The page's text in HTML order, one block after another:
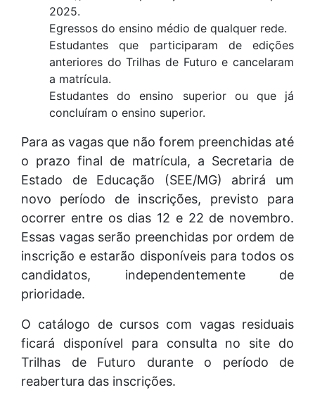
2025.
Egressos do ensino médio de qualquer rede.
Estudantes que participaram de edições
anteriores do Trilhas de Futuro e cancelaram
a matrícula.
Estudantes do ensino superior ou que já
concluíram o ensino superior.
Para as vagas que não forem preenchidas até
o prazo final de matrícula, a Secretaria de
Estado de Educação (SEE/MG) abrirá um
novo período de inscrições, previsto para
ocorrer entre os dias 12 e 22 de novembro.
Essas vagas serão preenchidas por ordem de
inscrição e estarão disponíveis para todos os
candidatos, independentemente de
prioridade.
O catálogo de cursos com vagas residuais
ficará disponível para consulta no site do
Trilhas de Futuro durante o período de
reabertura das inscrições.